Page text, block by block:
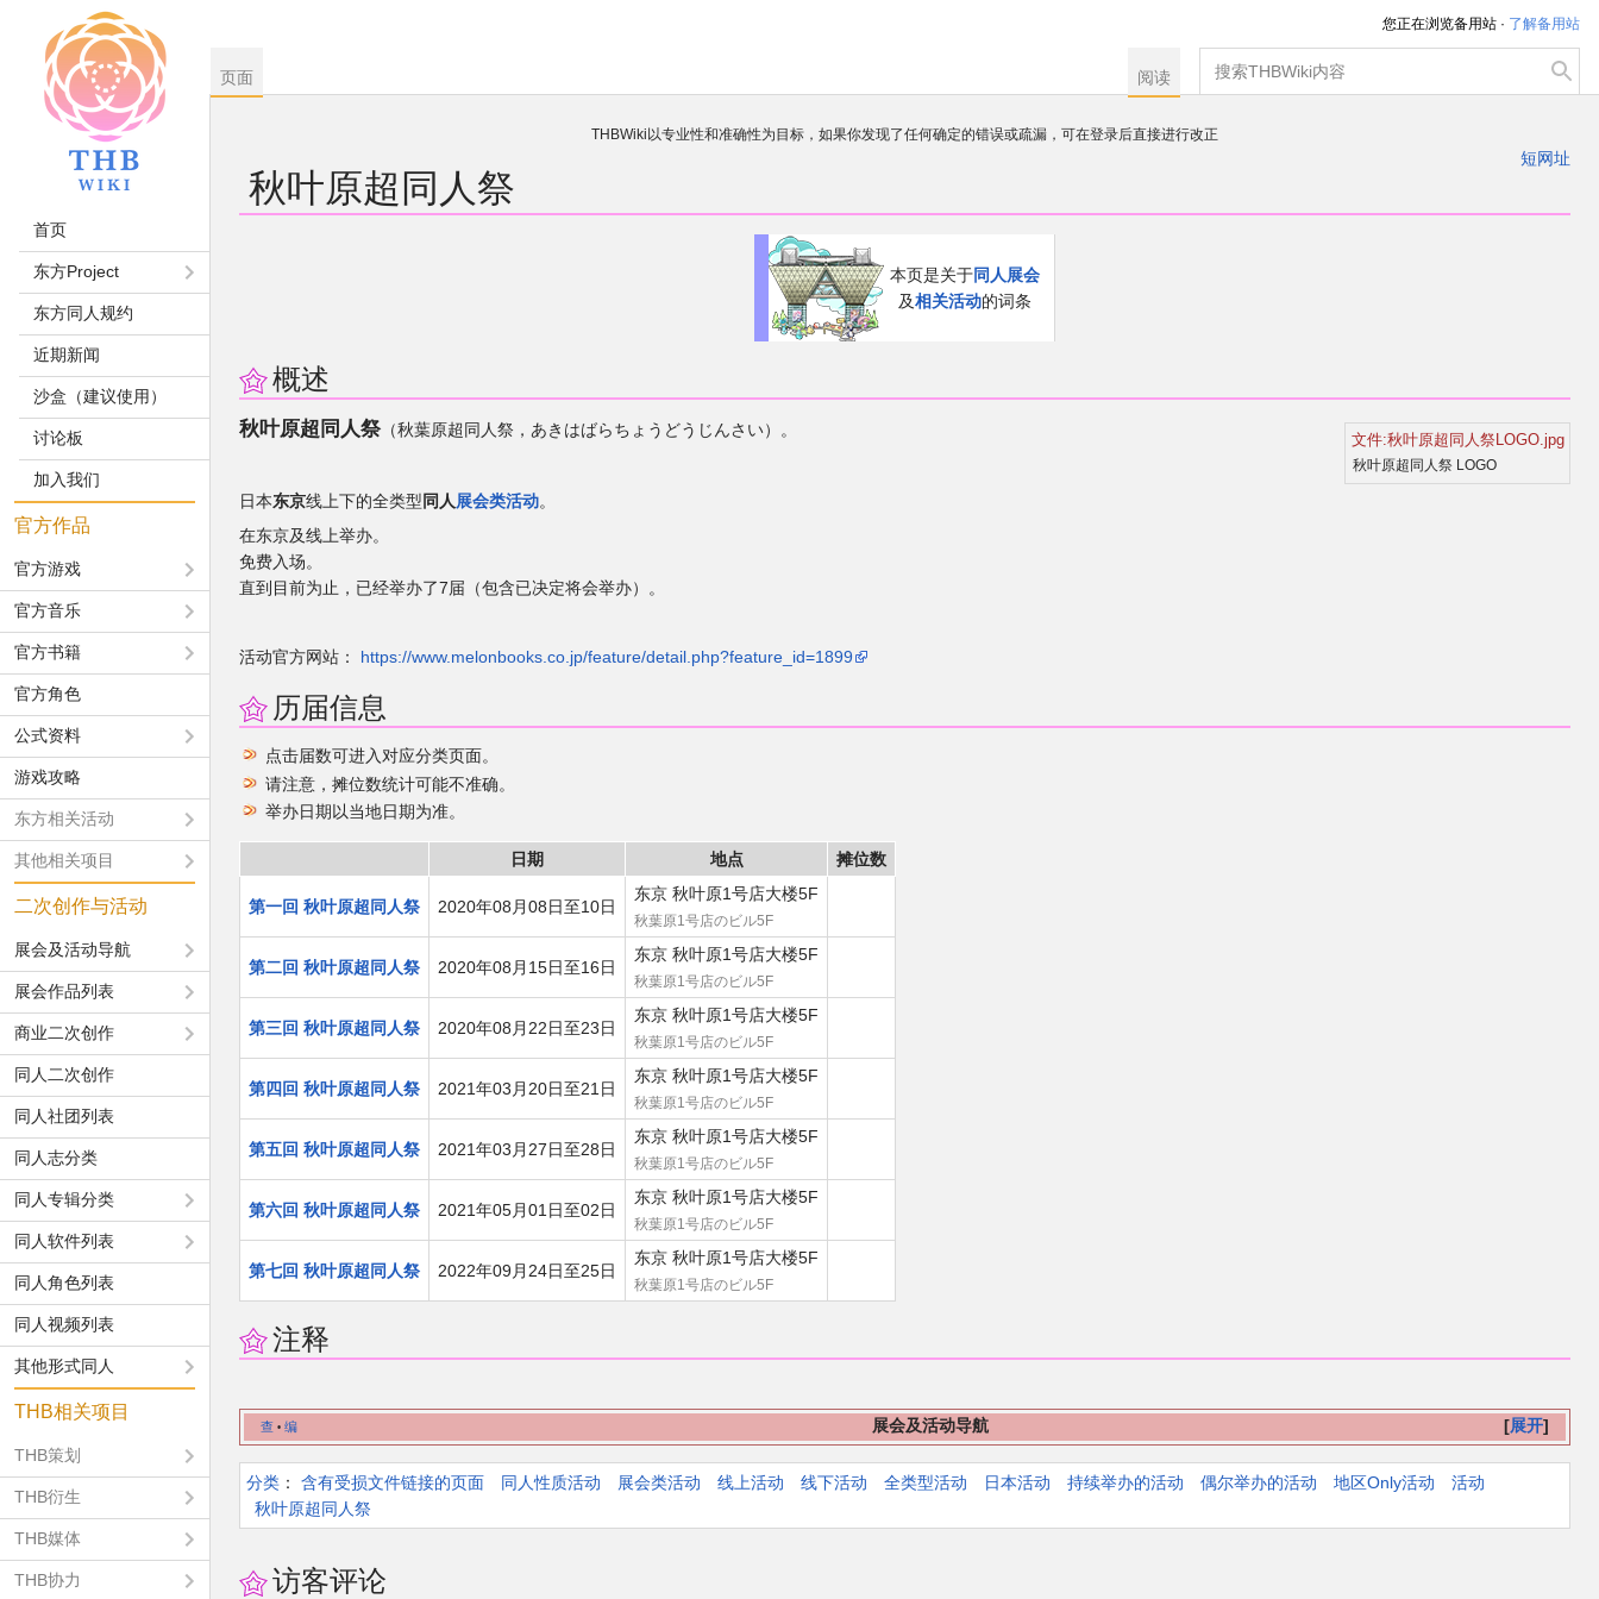
THBWiki以专业性和准确性为目标，如果你发现了任何确定的错误或疏漏，可在登录后直接进行改正
短网址
秋叶原超同人祭
本页是关于同人展会
及相关活动的词条
概述
文件:秋叶原超同人祭LOGO.jpg
秋叶原超同人祭 LOGO
秋叶原超同人祭 （秋葉原超同人祭，あきはばらちょうどうじんさい）。
日本东京线上下的全类型同人展会类活动。
在东京及线上举办。
免费入场。
直到目前为止，已经举办了7届（包含已决定将会举办）。
活动官方网站： https://www.melonbooks.co.jp/feature/detail.php?feature_id=1899
历届信息
点击届数可进入对应分类页面。
请注意，摊位数统计可能不准确。
举办日期以当地日期为准。
日期 地点 摊位数
第一回 秋叶原超同人祭 2020年08月08日至10日
东京 秋叶原1号店大楼5F
秋葉原1号店のビル5F
第二回 秋叶原超同人祭 2020年08月15日至16日
东京 秋叶原1号店大楼5F
秋葉原1号店のビル5F
第三回 秋叶原超同人祭 2020年08月22日至23日
东京 秋叶原1号店大楼5F
秋葉原1号店のビル5F
第四回 秋叶原超同人祭 2021年03月20日至21日
东京 秋叶原1号店大楼5F
秋葉原1号店のビル5F
第五回 秋叶原超同人祭 2021年03月27日至28日
东京 秋叶原1号店大楼5F
秋葉原1号店のビル5F
第六回 秋叶原超同人祭 2021年05月01日至02日
东京 秋叶原1号店大楼5F
秋葉原1号店のビル5F
第七回 秋叶原超同人祭 2022年09月24日至25日
东京 秋叶原1号店大楼5F
秋葉原1号店のビル5F
注释
展开
查 • 编 展会及活动导航
分类 ：​ 含有受损文件链接的页面 同人性质活动 展会类活动 线上活动 线下活动 全类型活动 日本活动 持续举办的活动 偶尔举办的活动 地区Only活动
活动
秋叶原超同人祭
访客评论
您正在浏览备用站 · 了解备用站
页面 阅读
搜
索
首页
东方Project
东方同人规约
近期新闻
沙盒（建议使用）
讨论板
加入我们
官方作品
官方游戏
官方音乐
官方书籍
官方角色
公式资料
游戏攻略
东方相关活动
其他相关项目
二次创作与活动
展会及活动导航
展会作品列表
商业二次创作
同人二次创作
同人社团列表
同人志分类
同人专辑分类
同人软件列表
同人角色列表
同人视频列表
其他形式同人
THB相关项目
THB策划
THB衍生
THB媒体
THB协力